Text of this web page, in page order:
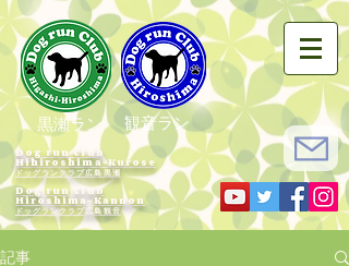
黒瀬ラン 観音ラン
Dog run Club
Hihiroshima-Kurose
ドッグランクラブ広島黒瀬
Dog run Club
Hiroshima-Kannon
​ドッグランクラブ広島観音
記事